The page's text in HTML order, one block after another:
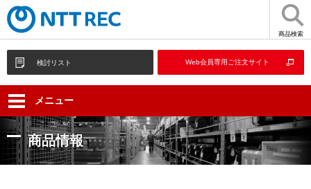
商品検索
検討リスト Web会員専用ご注文サイト
メニュー
商品情報